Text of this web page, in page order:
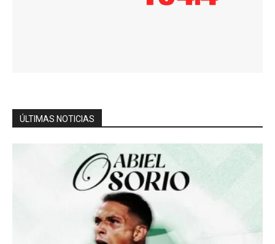
ÚLTIMAS NOTICIAS